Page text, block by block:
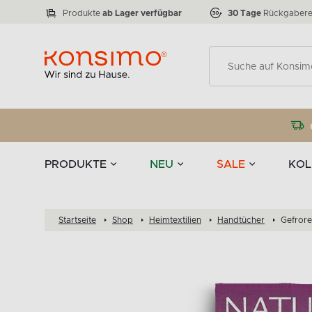
Produkte ab Lager verfügbar 30 Tage
PRODUKTE NEU SALE
Tischgeschirr
zu 50 %
VICTO Anzahl der Produkte:77
ELEGANT Anzahl der Produkte:888
Startseite Shop Heimtextilien Handtücher